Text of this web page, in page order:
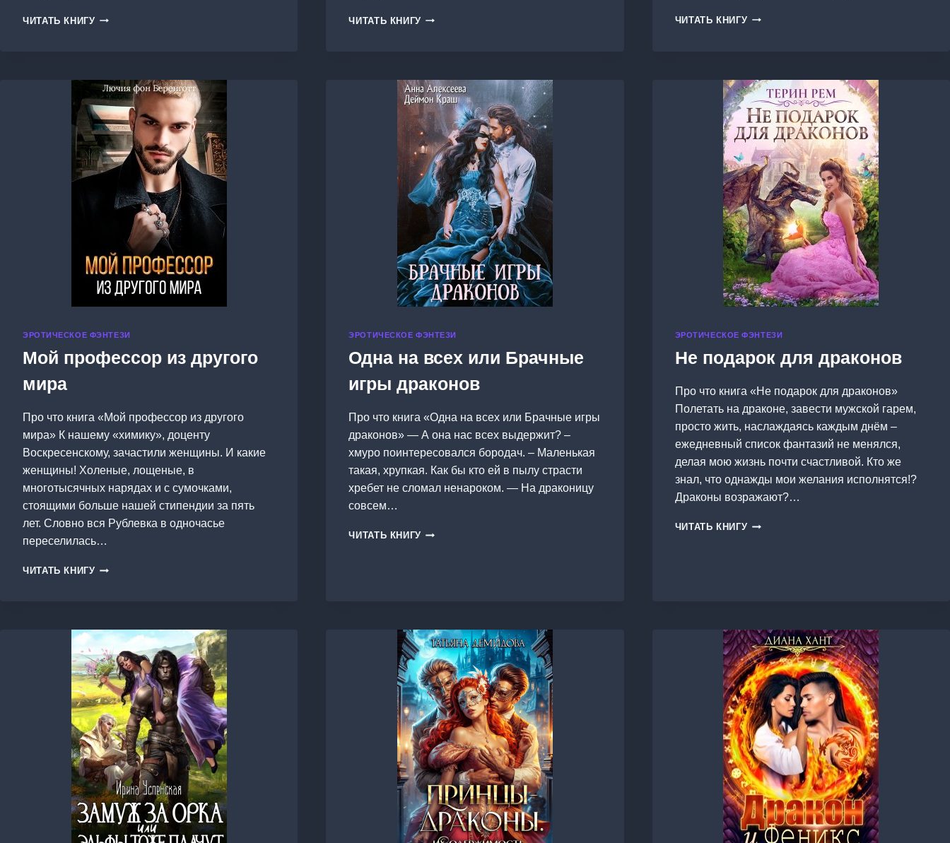
ЧИТАТЬ КНИГУ ПРИКЛЮЧЕНИЯ
ЧИТАТЬ КНИГУ ГОСПОЖА
ЧИТАТЬ КНИГУ ОТБОР
ЭРОТИЧЕСКОЕ ФЭНТЕЗИ
Мой профессор из другого
мира
Про что книга «Мой профессор из другого
мира» К нашему «химику», доценту
Воскресенскому, зачастили женщины. И какие
женщины! Холеные, лощеные, в
многотысячных нарядах и с сумочками,
стоящими больше нашей стипендии за пять
лет. Словно вся Рублевка в одночасье
переселилась…
ЧИТАТЬ КНИГУ МОЙ
ЭРОТИЧЕСКОЕ ФЭНТЕЗИ
Одна на всех или Брачные
игры драконов
Про что книга «Одна на всех или Брачные игры
драконов» — А она нас всех выдержит? –
хмуро поинтересовался бородач. – Маленькая
такая, хрупкая. Как бы кто ей в пылу страсти
хребет не сломал ненароком. — На драконицу
совсем…
ЧИТАТЬ КНИГУ ОДНА
ЭРОТИЧЕСКОЕ ФЭНТЕЗИ
Не подарок для драконов
Про что книга «Не подарок для драконов»
Полетать на драконе, завести мужской гарем,
просто жить, наслаждаясь каждым днём –
ежедневный список фантазий не менялся,
делая мою жизнь почти счастливой. Кто же
знал, что однажды мои желания исполнятся!?
Драконы возражают?…
ЧИТАТЬ КНИГУ НЕ